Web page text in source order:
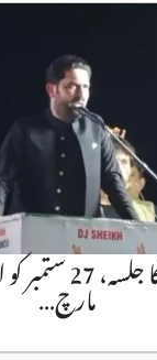
پشاور: پی ٹی
مارچ…